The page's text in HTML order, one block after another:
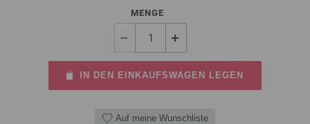
MENGE
IN DEN EINKAUFSWAGEN LEGEN
Auf meine Wunschliste